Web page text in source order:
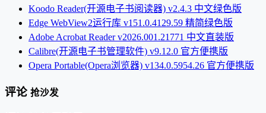
Koodo Reader(开源电子书阅读器) v2.4.3 中文绿色版
Edge WebView2运行库 v151.0.4129.59 精简绿色版
Adobe Acrobat Reader v2026.001.21771 中文直装版
Calibre(开源电子书管理软件) v9.12.0 官方便携版
Opera Portable(Opera浏览器) v134.0.5954.26 官方便携版
评论 抢沙发